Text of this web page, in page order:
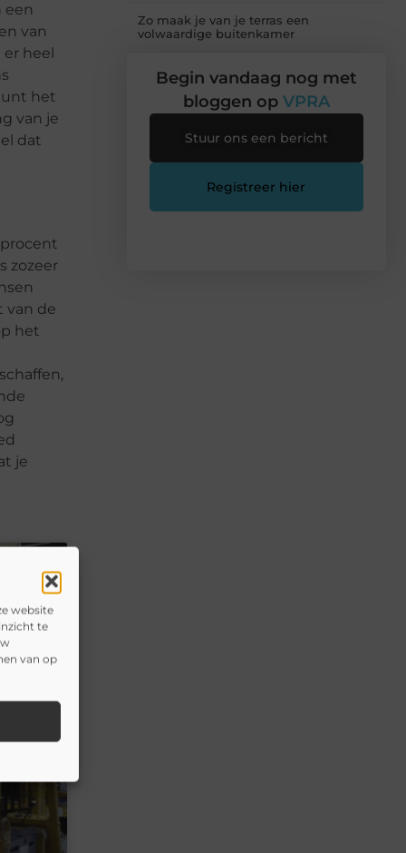
website
te
van op
een
van
heel
het
van je
dat
zozeer
van de
het
je
Zo maak je van je terras een
volwaardige buitenkamer
Begin vandaag nog met
bloggen op VPRA
Stuur ons een bericht
Registreer hier